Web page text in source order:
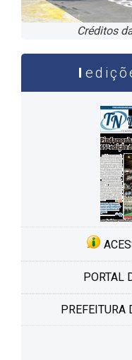
Créditos
PORTAL
PREFEITURA